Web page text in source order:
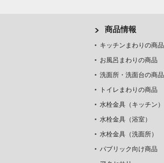
商品情報
キッチンまわりの商品
お風呂まわりの商品
洗面所・洗面台の商品
トイレまわりの商品
水栓金具（キッチン）
水栓金具（浴室）
水栓金具（洗面所）
パブリック向け商品